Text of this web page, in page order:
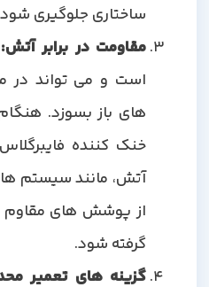
ساختاری جلوگیری شود.
مقاومت در برابر آتش:
است و می تواند در
های باز بسوزد. هنگام
خنک کننده فایبرگلاس،
آتش، مانند سیستم های
از پوشش های مقاوم در
گرفته شود.
گزینه های تعمیر محدود: